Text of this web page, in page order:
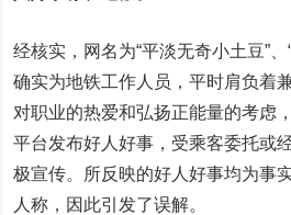
经核实，网名为“平淡无奇小土豆”
确实为地铁工作人员，平时肩负着
对职业的热爱和弘扬正能量的考虑
平台发布好人好事，受乘客委托或
极宣传。所反映的好人好事均为事
人称，因此引发了误解。